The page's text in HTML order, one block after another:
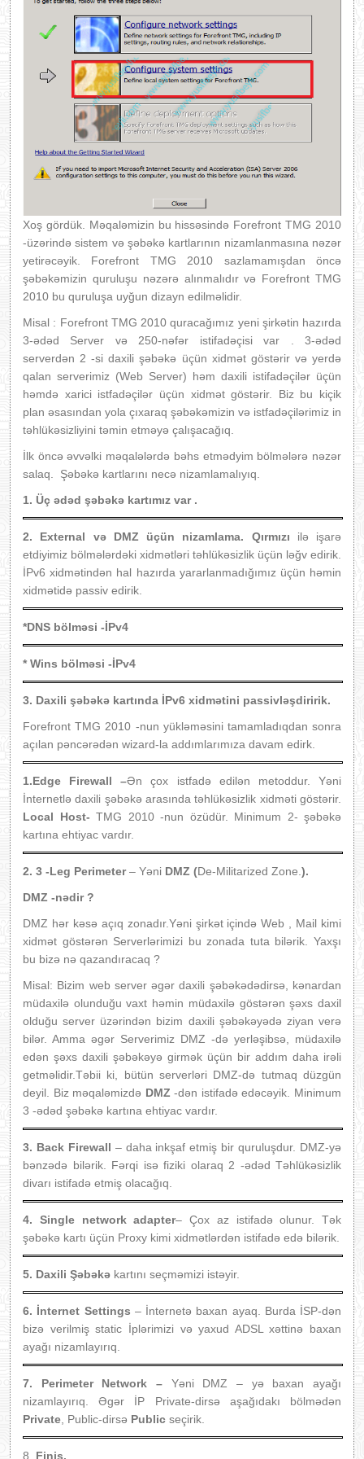
Xoş gördük. Məqaləmizin bu hissəsində Forefront TMG 2010
-üzərində sistem və şəbəkə kartlarının nizamlanmasına nəzər
yetirəcəyik. Forefront TMG 2010 sazlamamışdan öncə
şəbəkəmizin quruluşu nəzərə alınmalıdır və Forefront TMG
2010 bu quruluşa uyğun dizayn edilməlidir.
Misal : Forefront TMG 2010 quracağımız yeni şirkətin hazırda
3-ədəd Server və 250-nəfər istifadəçisi var . 3-ədəd
serverdən 2 -si daxili şəbəkə üçün xidmət göstərir və yerdə
qalan serverimiz (Web Server) həm daxili istifadəçilər üçün
həmdə xarici istfadəçilər üçün xidmət göstərir. Biz bu kiçik
plan əsasından yola çıxaraq şəbəkəmizin və istfadəçilərimiz in
təhlükəsizliyini təmin etməyə çalışacağıq.
İlk öncə əvvəlki məqalələrdə bəhs etmədyim bölmələrə nəzər
salaq. Şəbəkə kartlarını necə nizamlamalıyıq.
1. Üç ədəd şəbəkə kartımız var .
2. External və DMZ üçün nizamlama. Qırmızı ilə işarə
etdiyimiz bölmələrdəki xidmətləri təhlükəsizlik üçün ləğv edirik.
İPv6 xidmətindən hal hazırda yararlanmadığımız üçün həmin
xidmətidə passiv edirik.
*DNS bölməsi -İPv4
* Wins bölməsi -İPv4
3. Daxili şəbəkə kartında İPv6 xidmətini passivləşdiririk.
Forefront TMG 2010 -nun yükləməsini tamamladıqdan sonra
açılan pəncərədən wizard-la addımlarımıza davam edirk.
1.Edge Firewall –Ən çox istfadə edilən metoddur. Yəni
İnternetlə daxili şəbəkə arasında təhlükəsizlik xidməti göstərir.
Local Host- TMG 2010 -nun özüdür. Minimum 2- şəbəkə
kartına ehtiyac vardır.
2. 3 -Leg Perimeter– Yəni DMZ (De-Militarized Zone. ).
DMZ -nədir ?
DMZ hər kəsə açıq zonadır.Yəni şirkət içində Web , Mail kimi
xidmət göstərən Serverlərimizi bu zonada tuta bilərik. Yaxşı
bu bizə nə qazandıracaq ?
Misal: Bizim web server əgər daxili şəbəkədədirsə, kənardan
müdaxilə olunduğu vaxt həmin müdaxilə göstərən şəxs daxil
olduğu server üzərindən bizim daxili şəbəkəyədə ziyan verə
bilər. Amma əgər Serverimiz DMZ -də yerləşibsə, müdaxilə
edən şəxs daxili şəbəkəyə girmək üçün bir addım daha irəli
getməlidir.Təbii ki, bütün serverləri DMZ-də tutmaq düzgün
deyil. Biz məqaləmizdə DMZ -dən istifadə edəcəyik. Minimum
3 -ədəd şəbəkə kartına ehtiyac vardır.
3. Back Firewall – daha inkşaf etmiş bir quruluşdur. DMZ-yə
bənzədə bilərik. Fərqi isə fiziki olaraq 2 -ədəd Təhlükəsizlik
divarı istifadə etmiş olacağıq.
4. Single network adapter– Çox az istifadə olunur. Tək
şəbəkə kartı üçün Proxy kimi xidmətlərdən istifadə edə bilərik.
5. Daxili Şəbəkə kartını seçməmizi istəyir.
6. İnternet Settings – İnternetə baxan ayaq. Burda İSP-dən
bizə verilmiş static İplərimizi və yaxud ADSL xəttinə baxan
ayağı nizamlayırıq.
7. Perimeter Network – Yəni DMZ – yə baxan ayağı
nizamlayırıq. Əgər İP Private-dirsə aşağıdakı bölmədən
Private , Public-dirsə Public seçirik.
8. Finiş.